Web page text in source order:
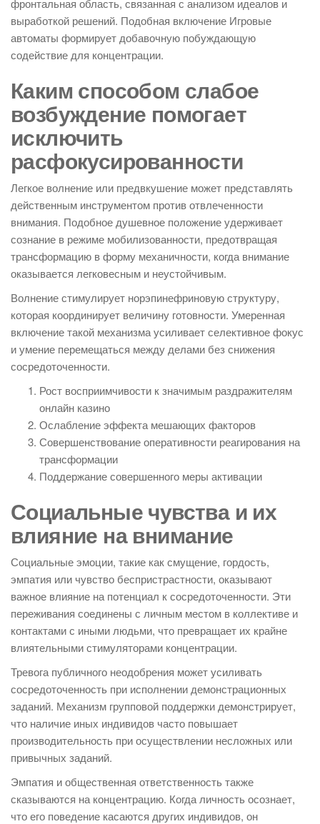
фронтальная область, связанная с анализом идеалов и
выработкой решений. Подобная включение Игровые
автоматы формирует добавочную побуждающую
содействие для концентрации.
Каким способом слабое
возбуждение помогает
исключить
расфокусированности
Легкое волнение или предвкушение может представлять
действенным инструментом против отвлеченности
внимания. Подобное душевное положение удерживает
сознание в режиме мобилизованности, предотвращая
трансформацию в форму механичности, когда внимание
оказывается легковесным и неустойчивым.
Волнение стимулирует норэпинефриновую структуру,
которая координирует величину готовности. Умеренная
включение такой механизма усиливает селективное фокус
и умение перемещаться между делами без снижения
сосредоточенности.
Рост восприимчивости к значимым раздражителям
онлайн казино
Ослабление эффекта мешающих факторов
Совершенствование оперативности реагирования на
трансформации
Поддержание совершенного меры активации
Социальные чувства и их
влияние на внимание
Социальные эмоции, такие как смущение, гордость,
эмпатия или чувство беспристрастности, оказывают
важное влияние на потенциал к сосредоточенности. Эти
переживания соединены с личным местом в коллективе и
контактами с иными людьми, что превращает их крайне
влиятельными стимуляторами концентрации.
Тревога публичного неодобрения может усиливать
сосредоточенность при исполнении демонстрационных
заданий. Механизм групповой поддержки демонстрирует,
что наличие иных индивидов часто повышает
производительность при осуществлении несложных или
привычных заданий.
Эмпатия и общественная ответственность также
сказываются на концентрацию. Когда личность осознает,
что его поведение касаются других индивидов, он